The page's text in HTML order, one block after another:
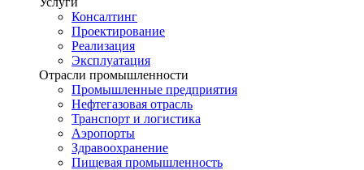
Консалтинг
Проектирование
Реализация
Эксплуатация
Отрасли промышленности
Промышленные предприятия
Нефтегазовая отрасль
Транспорт и логистика
Аэропорты
Здравоохранение
Пищевая промышленность